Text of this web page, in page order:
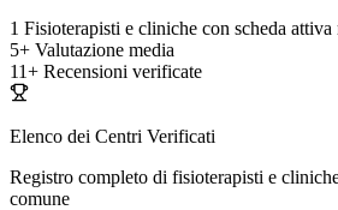
1 Fisioterapisti e cliniche con scheda attiva
5+ Valutazione media
11+ Recensioni verificate
Elenco dei Centri Verificati
Registro completo di fisioterapisti e
comune